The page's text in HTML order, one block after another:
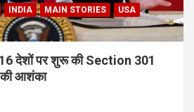
INDIA MAIN STORIES
USA
देशों पर शुरू की Section 301
की आशंका